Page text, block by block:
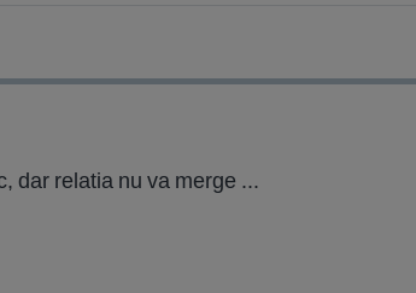
dar relatia nu va merge ...